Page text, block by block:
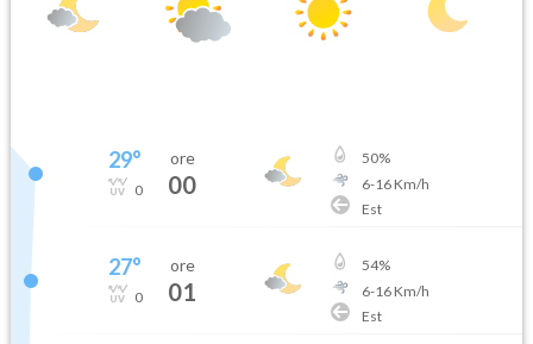
29°
0
ore
00
50%
6-16Km/h
Est
27°
0
ore
01
54%
6-16Km/h
Est